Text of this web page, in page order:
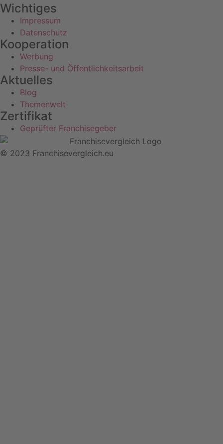
Wichtiges
Impressum
Datenschutz
Kooperation
Werbung
Presse- und Öffentlichkeitsarbeit
Aktuelles
Blog
Themenwelt
Zertifikat
Geprüfter Franchisegeber
© 2023 Franchisevergleich.eu